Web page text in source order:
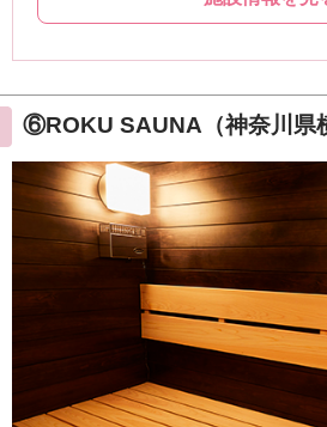
⑥ROKU SAUNA（神奈川県